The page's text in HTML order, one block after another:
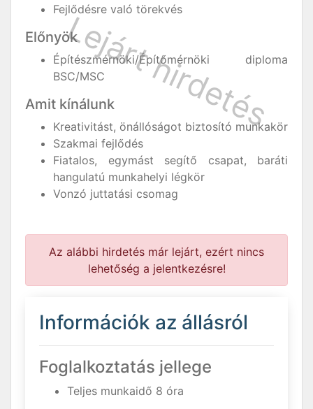
Fejlődésre való törekvés
Előnyök
Építészmérnöki/Építőmérnöki diploma
BSC/MSC
Amit kínálunk
Kreativitást, önállóságot biztosító munkakör
Szakmai fejlődés
Fiatalos, egymást segítő csapat, baráti
hangulatú munkahelyi légkör
Vonzó juttatási csomag
Az alábbi hirdetés már lejárt, ezért nincs
lehetőség a jelentkezésre!
Információk az állásról
Foglalkoztatás jellege
Teljes munkaidő 8 óra